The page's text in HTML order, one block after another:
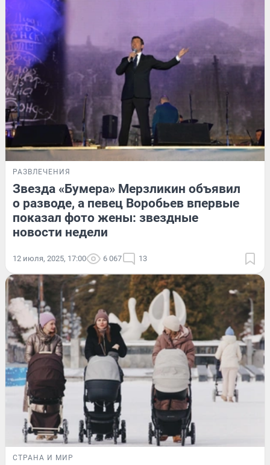
РАЗВЛЕЧЕНИЯ
Звезда «Бумера» Мерзликин объявил
о разводе, а певец Воробьев впервые
показал фото жены: звездные
новости недели
12 июля, 2025, 17:00 6 067 13
СТРАНА И МИР